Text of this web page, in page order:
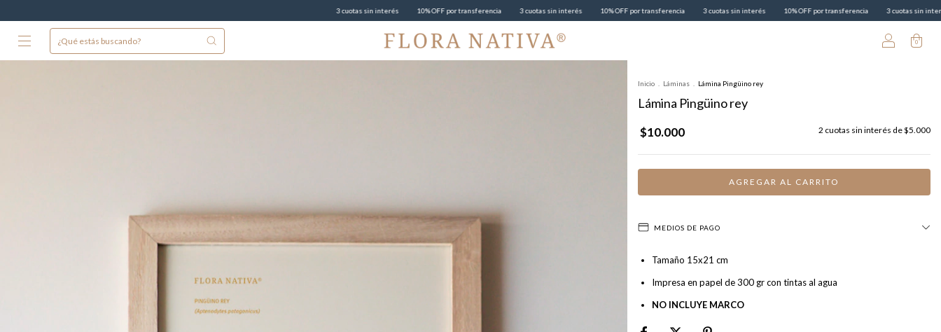
3 cuotas sin interés 10% OFF por transferencia 3 cuotas sin interés 10% OFF por transferencia 3 cuotas sin interés 10% OFF por transferencia 3 cuotas sin interés 10%
0
Inicio Láminas Lámina Pingüino rey
Lámina Pingüino rey
$10.000 2 cuotas sin interés de$5.000
MEDIOS DE PAGO
Tamaño 15x21 cm
Impresa en papel de 300 gr con tintas al agua
NO INCLUYE MARCO